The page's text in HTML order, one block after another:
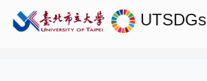
UTSDGs